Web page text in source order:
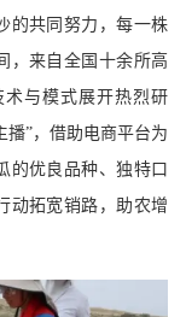
的共同努力，每一株
，来自全国十余所高
与模式展开热烈研
播”，借助电商平台为
的优良品种、独特口
动拓宽销路，助农增